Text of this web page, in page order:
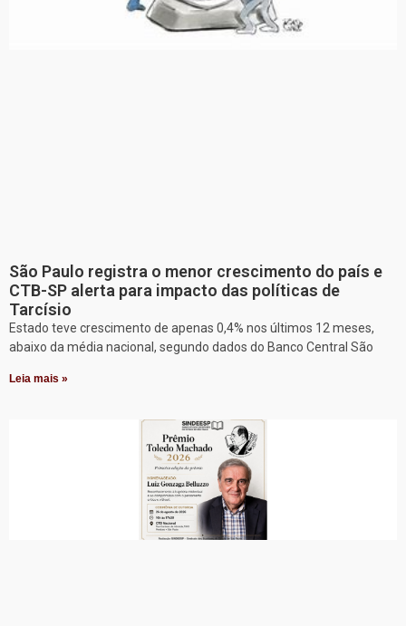
São Paulo registra o menor crescimento do país e
CTB-SP alerta para impacto das políticas de
Tarcísio
Estado teve crescimento de apenas 0,4% nos últimos 12 meses,
abaixo da média nacional, segundo dados do Banco Central São
Leia mais »